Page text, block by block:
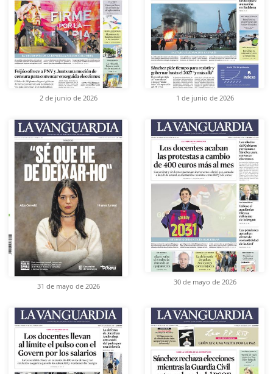
2 de junio de 2026 1 de junio de 2026
31 de mayo de 2026
30 de mayo de 2026